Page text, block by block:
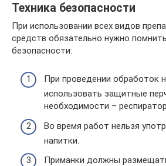
Техника безопасности
При использовании всех видов
средств обязательно нужно
безопасности:
При проведении обработок
использовать защитные
необходимости –
Во время работ нельзя
напитки.
Приманки должны